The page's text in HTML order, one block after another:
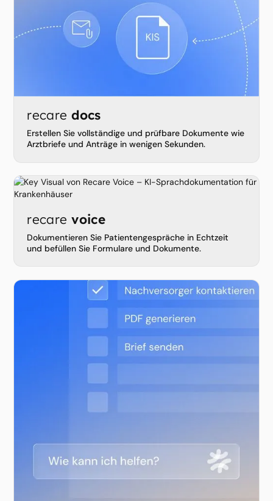
recaredocs
Erstellen Sie vollständige und prüfbare Dokumente wie
Arztbriefe und Anträge in wenigen Sekunden.
recarevoice
Dokumentieren Sie Patientengespräche in Echtzeit
und befüllen Sie Formulare und Dokumente.